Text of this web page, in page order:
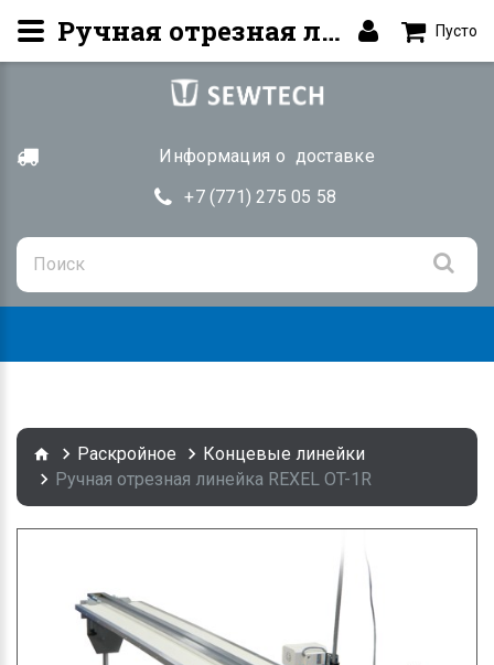
Информация о доставке
+7 (771) 275 05 58
Пусто
Раскройное
Концевые линейки
Ручная отрезная линейка REXEL OT-1R
Ручная отрезная линейка REXEL OT-1R Купить в Алматы | SEWTECH.KZ